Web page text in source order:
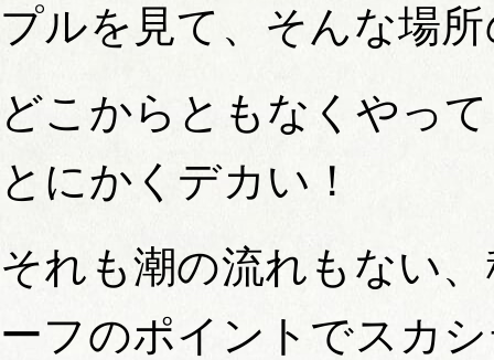
プルを見て、そんな場
どこからともなくやっ
とにかくデカい！
それも潮の流れもない
ーフのポイントでスカ